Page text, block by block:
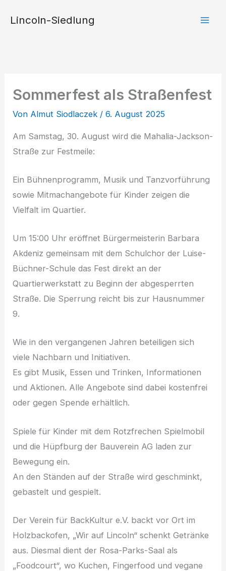
InhaltLincoln-Siedlung
Sommerfest als Straßenfest
Von Almut Siodlaczek /6. August 2025
Am Samstag, 30. August wird die Mahalia-Jackson-
Straße zur Festmeile:
Ein Bühnenprogramm, Musik und Tanzvorführung
sowie Mitmachangebote für Kinder zeigen die
Vielfalt im Quartier.
Um 15:00 Uhr eröffnet Bürgermeisterin Barbara
Akdeniz gemeinsam mit dem Schulchor der Luise-
Büchner-Schule das Fest direkt an der
Quartierwerkstatt zu Beginn der abgesperrten
Straße. Die Sperrung reicht bis zur Hausnummer
9.
Wie in den vergangenen Jahren beteiligen sich
viele Nachbarn und Initiativen.
Es gibt Musik, Essen und Trinken, Informationen
und Aktionen. Alle Angebote sind dabei kostenfrei
oder gegen Spende erhältlich.
Spiele für Kinder mit dem Rotzfrechen Spielmobil
und die Hüpfburg der Bauverein AG laden zur
Bewegung ein.
An den Ständen auf der Straße wird geschminkt,
gebastelt und gespielt.
Der Verein für BackKultur e.V. backt vor Ort im
Holzbackofen, „Wir auf Lincoln“ schenkt Getränke
aus. Diesmal dient der Rosa-Parks-Saal als
„Foodcourt“, wo Kuchen, Fingerfood und vegane